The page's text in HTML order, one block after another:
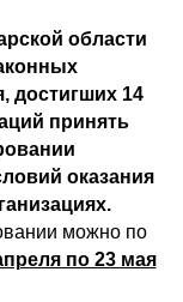
области
достигших 14
принять
оказания
можно по
по 23 мая